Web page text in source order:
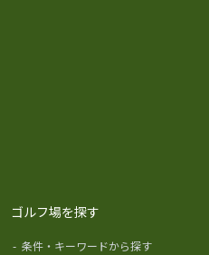
ゴルフ場を探す
- 条件・キーワードから探す